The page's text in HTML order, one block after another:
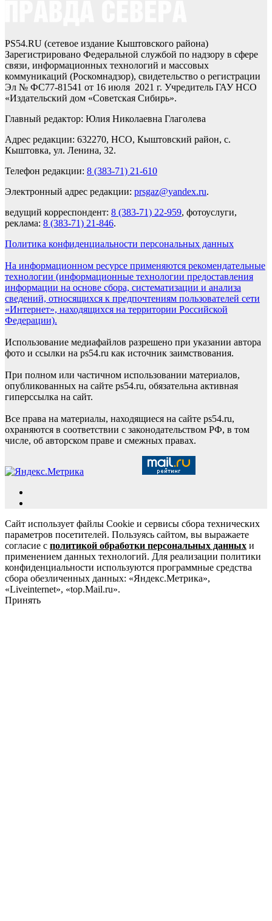
PS54.RU (сетевое издание Кыштовского района)
Зарегистрировано Федеральной службой по надзору в сфере
связи, информационных технологий и массовых
коммуникаций (Роскомнадзор), свидетельство о регистрации
Эл № ФС77-81541 от 16 июля 2021 г. Учредитель ГАУ НСО
«Издательский дом «Советская Сибирь».
Главный редактор: Юлия Николаевна Глаголева
Адрес редакции: 632270, НСО, Кыштовский район, с.
Кыштовка, ул. Ленина, 32.
Телефон редакции: 8 (383-71) 21-610
Электронный адрес редакции: prsgaz@yandex.ru.
ведущий корреспондент: 8 (383-71) 22-959, фотоуслуги,
реклама: 8 (383-71) 21-846.
Политика конфиденциальности персональных данных
На информационном ресурсе применяются рекомендательные
технологии (информационные технологии предоставления
информации на основе сбора, систематизации и анализа
сведений, относящихся к предпочтениям пользователей сети
«Интернет», находящихся на территории Российской
Федерации).
Использование медиафайлов разрешено при указании автора
фото и ссылки на ps54.ru как источник заимствования.
При полном или частичном использовании материалов,
опубликованных на сайте ps54.ru, обязательна активная
гиперссылка на сайт.
Все права на материалы, находящиеся на сайте ps54.ru,
охраняются в соответствии с законодательством РФ, в том
числе, об авторском праве и смежных правах.
Сайт использует файлы Cookie и сервисы сбора технических
параметров посетителей. Пользуясь сайтом, вы выражаете
согласие с политикой обработки персональных данных и
применением данных технологий. Для реализации политики
конфиденциальности используются программные средства
сбора обезличенных данных: «Яндекс.Метрика»,
«Liveinternet», «top.Mail.ru».
Принять